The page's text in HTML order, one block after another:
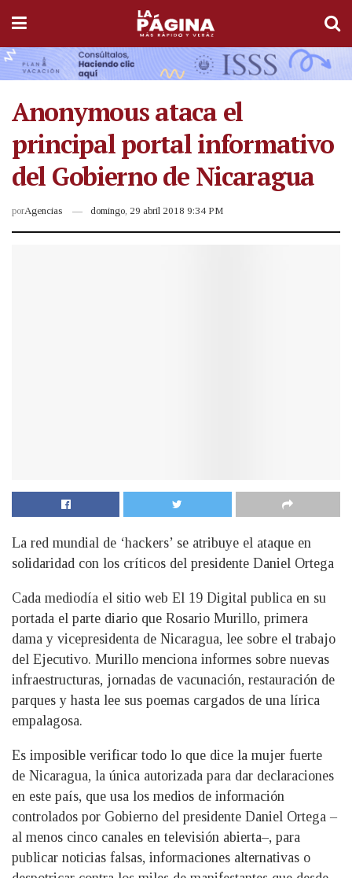
Anonymous ataca el
principal portal informativo
del Gobierno de Nicaragua
porAgencias domingo, 29 abril 2018 9:34 PM
La red mundial de ‘hackers’ se atribuye el ataque en
solidaridad con los críticos del presidente Daniel Ortega
Cada mediodía el sitio web El 19 Digital publica en su
portada el parte diario que Rosario Murillo, primera
dama y vicepresidenta de Nicaragua, lee sobre el trabajo
del Ejecutivo. Murillo menciona informes sobre nuevas
infraestructuras, jornadas de vacunación, restauración de
parques y hasta lee sus poemas cargados de una lírica
empalagosa.
Es imposible verificar todo lo que dice la mujer fuerte
de Nicaragua, la única autorizada para dar declaraciones
en este país, que usa los medios de información
controlados por Gobierno del presidente Daniel Ortega –
al menos cinco canales en televisión abierta–, para
publicar noticias falsas, informaciones alternativas o